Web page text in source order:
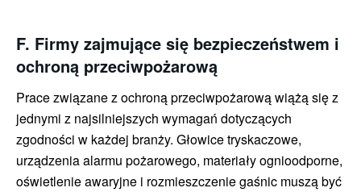
F. Firmy zajmujące się bezpieczeństwem i
ochroną przeciwpożarową
Prace związane z ochroną przeciwpożarową wiążą się z
jednymi z najsilniejszych wymagań dotyczących
zgodności w każdej branży. Głowice tryskaczowe,
urządzenia alarmu pożarowego, materiały ognioodporne,
oświetlenie awaryjne i rozmieszczenie gaśnic muszą być